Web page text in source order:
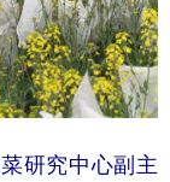
研究中心副主